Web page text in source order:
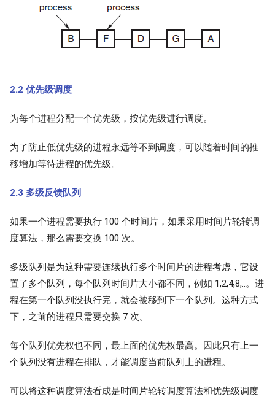
2.2 优先级调度
为每个进程分配一个优先级，按优先级进行调度。
为了防止低优先级的进程永远等不到调度，可以随着时间的推
移增加等待进程的优先级。
2.3 多级反馈队列
如果一个进程需要执行 100 个时间片，如果采用时间片轮转调
度算法，那么需要交换 100 次。
多级队列是为这种需要连续执行多个时间片的进程考虑，它设
置了多个队列，每个队列时间片大小都不同，例如 1,2,4,8,..。进
程在第一个队列没执行完，就会被移到下一个队列。这种方式
下，之前的进程只需要交换 7 次。
每个队列优先权也不同，最上面的优先权最高。因此只有上一
个队列没有进程在排队，才能调度当前队列上的进程。
可以将这种调度算法看成是时间片轮转调度算法和优先级调度